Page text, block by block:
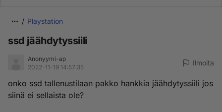
Playstation
ssd jäähdytyssiili
Anonyymi-ap
2022-11-19 14:57:35
Ilmoita
onko ssd tallenustilaan pakko hankkia jäähdytyssiili jos
siinä ei sellaista ole?